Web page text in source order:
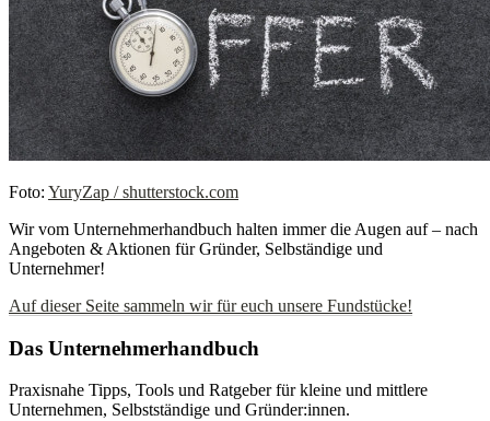
Foto: YuryZap / shutterstock.com
Wir vom Unternehmerhandbuch halten immer die Augen auf – nach
Angeboten & Aktionen für Gründer, Selbständige und
Unternehmer!
Auf dieser Seite sammeln wir für euch unsere Fundstücke!
Das Unternehmerhandbuch
Praxisnahe Tipps, Tools und Ratgeber für kleine und mittlere
Unternehmen, Selbstständige und Gründer:innen.